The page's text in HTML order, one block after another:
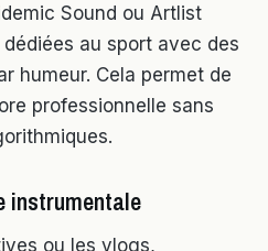
Sound ou Artlist
au sport avec des
humeur. Cela permet de
professionnelle sans
instrumentale
ou les vlogs,